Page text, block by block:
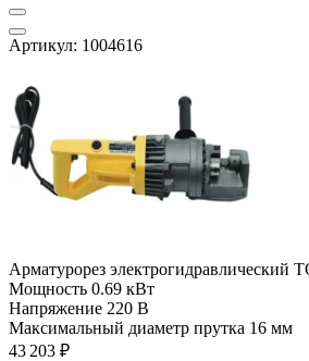
Артикул: 1004616
Арматурорез электрогидравлический
Мощность 0.69 кВт
Напряжение 220 В
Максимальный диаметр прутка 16 мм
43 203 ₽